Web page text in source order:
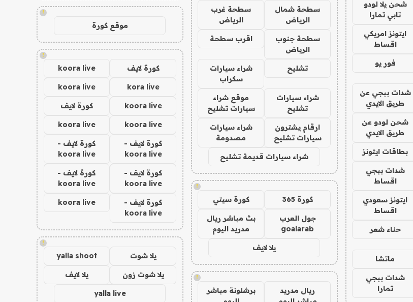
شحن يلا لودو
تابي تمارا
ايتونز امريكي
اقساط
فور يو
شدات ببجي عن
طريق الايدي
شحن لودو عن
طريق الايدي
بطاقات ايتونز
شدات ببجي
اقساط
ايتونز سعودي
اقساط
حناء شعر
ماتشا
شدات ببجي
تمارا
سطحة شمال
الرياض
سطحة غرب
الرياض
سطحة جنوب
الرياض
اقرب سطحة
تشليح
شراء سيارات
سكراب
شراء سيارات
تشليح
موقع شراء
سيارات تشليح
ارقام يشترون
سيارات تشليح
شراء سيارات
مصدومة
شراء سيارات قديمة تشليح
!
كورة 365 كورة سيتي
جول العرب
goalarab
بث مباشر ريال
مدريد اليوم
يلا لايف
!
ريال مدريد
برشلونة مباشر
!
موقع كورة
!
كورة لايف koora live
kora live
koora live
koora live كورة لايف
koora live
koora live
كورة لايف -
koora live
كورة لايف -
koora live
كورة لايف -
koora live
كورة لايف -
koora live
كورة لايف -
koora live
koora live
!
يلا شوت yalla shoot
يلا شوت زون يلا لايف
yalla live